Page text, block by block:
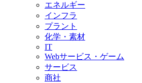
エネルギー
インフラ
プラント
化学・素材
IT
Webサービス・ゲーム
サービス
商社